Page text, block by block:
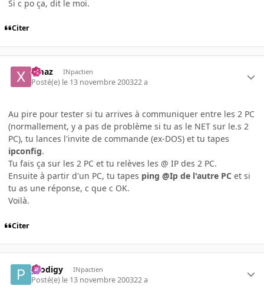
Si c po ça, dit le moi.
Citer
xmaz INpactien
Posté(e) le 13 novembre 200322 a
Au pire pour tester si tu arrives à communiquer entre les 2 PC
(normallement, y a pas de problème si tu as le NET sur le.s 2
PC), tu lances l'invite de commande (ex-DOS) et tu tapes
ipconfig.
Tu fais ça sur les 2 PC et tu relèves les @ IP des 2 PC.
Ensuite à partir d'un PC, tu tapes ping @Ip de l'autre PC et si
tu as une réponse, c que c OK.
Voilà.
Citer
prodigy INpactien
Posté(e) le 13 novembre 200322 a